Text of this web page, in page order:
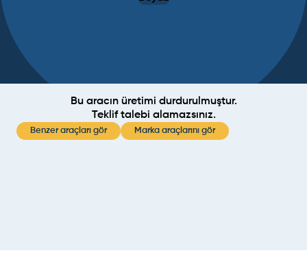
Bu aracın üretimi durdurulmuştur.
Teklif talebi alamazsınız.
Benzer araçları gör Marka araçlarını gör